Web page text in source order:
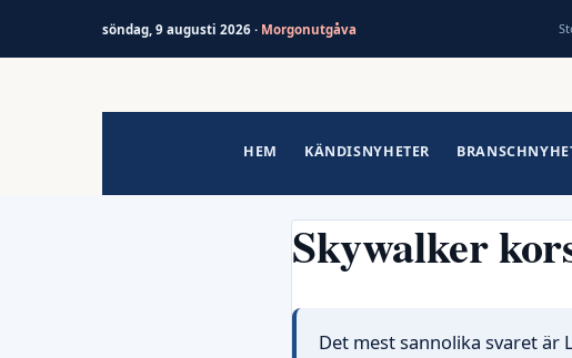
söndag, 9 augusti 2026 · Morgonutgåva
HEM KÄNDISNYHETER
Skywalker
Det mest sannolika svaret är